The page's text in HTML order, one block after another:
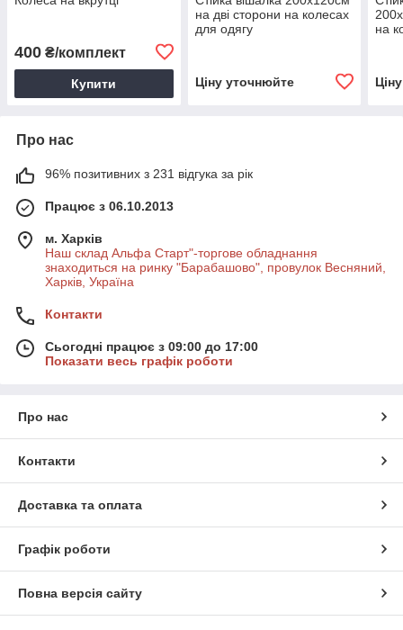
400 ₴/комплект
Купити
на дві сторони на колесах
для одягу
Ціну уточнюйте
на
Про нас
96% позитивних з 231 відгука за рік
Працює з 06.10.2013
м. Харків
Наш склад Альфа Старт"-торгове обладнання
знаходиться на ринку "Барабашово", провулок Весняний,
Харків, Україна
Контакти
Сьогодні працює з 09:00 до 17:00
Показати весь графік роботи
Про нас
Контакти
Доставка та оплата
Графік роботи
Повна версія сайту